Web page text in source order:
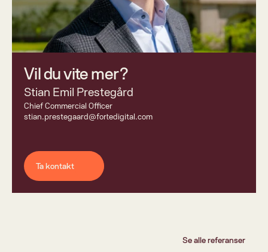
Vil du vite mer?
Stian Emil Prestegård
Chief Commercial Officer
stian.prestegaard@fortedigital.com
Ta kontakt
Se alle referanser